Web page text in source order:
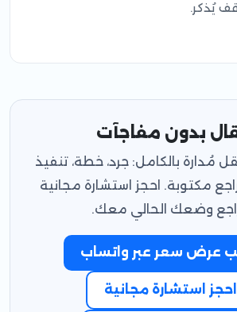
يُذكر.
بدون مفاجآت
مُدارة بالكامل: جرد، خطة، تنفيذ
مكتوبة. احجز استشارة مجانية
وضعك الحالي معك.
عرض سعر عبر واتساب
استشارة مجانية